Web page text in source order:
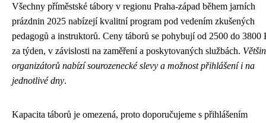
Všechny příměstské tábory v regionu Praha-západ během jarních
prázdnin 2025 nabízejí kvalitní program pod vedením zkušených
pedagogů a instruktorů. Ceny táborů se pohybují od 2500 do 3800
za týden, v závislosti na zaměření a poskytovaných službách.
organizátorů nabízí sourozenecké slevy a možnost přihlášení i na
jednotlivé dny.
Kapacita táborů je omezená, proto doporučujeme s přihlášením